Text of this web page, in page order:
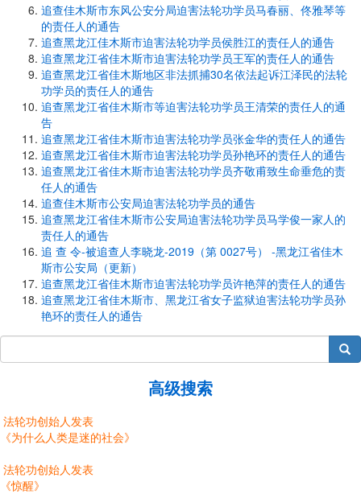
追查佳木斯市东风公安分局迫害法轮功学员马春丽、佟雅琴等
的责任人的通告
追查黑龙江佳木斯市迫害法轮功学员侯胜江的责任人的通告
追查黑龙江省佳木斯市迫害法轮功学员王军的责任人的通告
追查黑龙江省佳木斯地区非法抓捕30名依法起诉江泽民的法轮
功学员的责任人的通告
追查黑龙江省佳木斯市等迫害法轮功学员王清荣的责任人的通
告
追查黑龙江省佳木斯市迫害法轮功学员张金华的责任人的通告
追查黑龙江省佳木斯市迫害法轮功学员孙艳环的责任人的通告
追查黑龙江省佳木斯市迫害法轮功学员齐敬甫致生命垂危的责
任人的通告
追查佳木斯市公安局迫害法轮功学员的通告
追查黑龙江省佳木斯市公安局迫害法轮功学员马学俊一家人的
责任人的通告
追 查 令-被追查人李晓龙-2019（第 0027号） -黑龙江省佳木
斯市公安局（更新）
追查黑龙江省佳木斯市迫害法轮功学员许艳萍的责任人的通告
追查黑龙江省佳木斯市、黑龙江省女子监狱迫害法轮功学员孙
艳环的责任人的通告
搜索
高级搜索
法轮功创始人发表
《为什么人类是迷的社会》
法轮功创始人发表
《惊醒》